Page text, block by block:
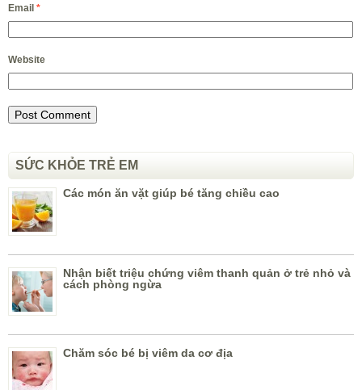
Email *
Website
SỨC KHỎE TRẺ EM
Các món ăn vặt giúp bé tăng chiều cao
Nhận biết triệu chứng viêm thanh quản ở trẻ nhỏ và
cách phòng ngừa
Chăm sóc bé bị viêm da cơ địa